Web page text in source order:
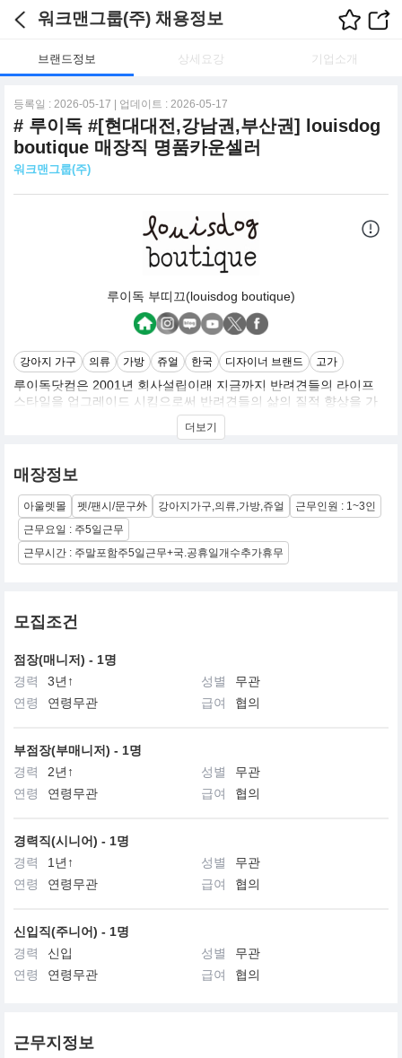
워크맨그룹(주) 채용정보
브랜드정보 상세요강 기업소개
등록일 : 2026-05-17 | 업데이트 : 2026-05-17
# 루이독 #[현대대전,강남권,부산권] louisdog
boutique 매장직 명품카운셀러
워크맨그룹(주)
루이독 부띠끄(louisdog boutique)
강아지 가구 의류 가방 쥬얼 한국 디자이너 브랜드 고가
루이독닷컴은 2001년 회사설립이래 지금까지 반려견들의 라이프
스타일을 업그레이드 시킴으로써 반려견들의 삶의 질적 향상을 가
장 중요한 가치의 하나로 성장해온 Design Pet Living Product를 선
도하는 디자인전문회사 입니다. 현재 프랑스, 영국, 독일, 벨기에, 스
일본 등 루이독을 만날 수 있는 매장들이 늘어남으로써 세계 최고의
디자인 회사가 되고자하는 루이독의 꿈에 한걸음 더 다가섰습니다.
현재 세계의 주요 패션 및 애견관련 매체에 높은 지명도를 가지고 있
으며, 세계의 애견인들이라면 누구나 원하는 명품 디자인 전문기업
을 목표로 끝임없는 디자인 개발과 완벽한 품질의 제품을 만들고자
지속적으로 투자와 성장을 하는 기업이 되고자 노력하고 있습니다.
더보기
매장정보
아울렛몰 펫/팬시/문구外 강아지가구,의류,가방,쥬얼
근무인원 : 1~3인
근무요일 : 주5일근무
근무시간 : 주말포함주5일근무+국.공휴일개수추가휴무
모집조건
점장(매니저) - 1명
경력
3년↑ 성별
무관
연령
연령무관 급여 협의
부점장(부매니저) - 1명
경력
2년↑ 성별
무관
연령
연령무관 급여 협의
경력직(시니어) - 1명
경력
1년↑ 성별
무관
연령
연령무관 급여 협의
신입직(주니어) - 1명
경력
신입 성별
무관
연령
연령무관 급여 협의
근무지정보